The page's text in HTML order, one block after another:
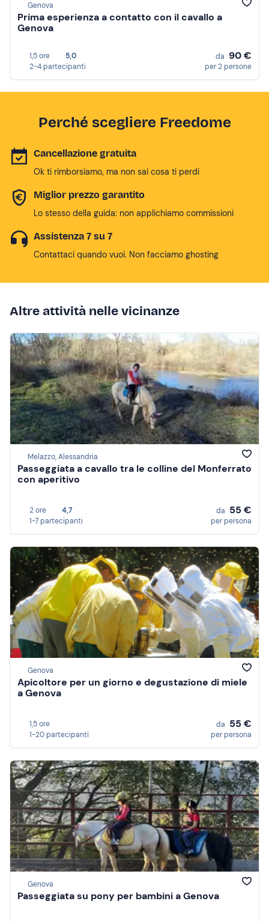
Genova
Prima esperienza a contatto con il cavallo a
Genova
1,5 ore
5,0
2-4 partecipanti
da 90 €
per 2 persone
Perché scegliere Freedome
Cancellazione gratuita
Ok ti rimborsiamo, ma non sai cosa ti perdi
Miglior prezzo garantito
Lo stesso della guida: non applichiamo commissioni
Assistenza 7 su 7
Contattaci quando vuoi. Non facciamo ghosting
Altre attività nelle vicinanze
Melazzo, Alessandria
Passeggiata a cavallo tra le colline del Monferrato
con aperitivo
2 ore
4,7
1-7 partecipanti
da 55 €
per persona
Genova
Apicoltore per un giorno e degustazione di miele
a Genova
1,5 ore
1-20 partecipanti
da 55 €
per persona
Genova
Passeggiata su pony per bambini a Genova